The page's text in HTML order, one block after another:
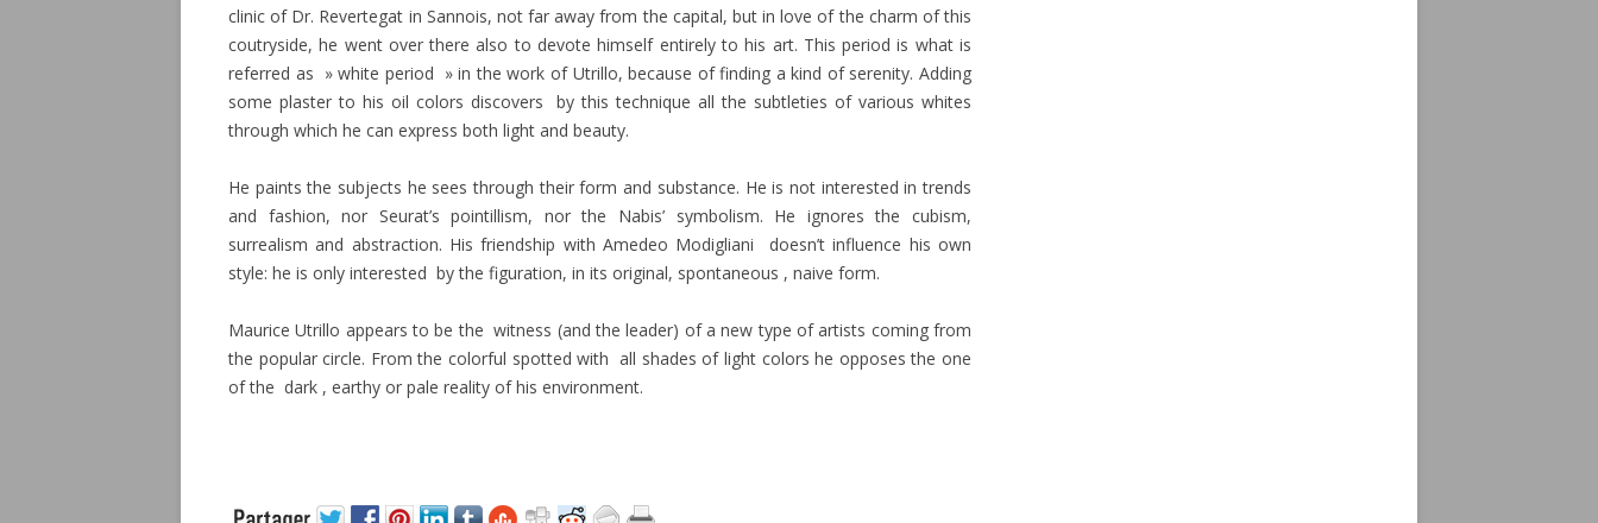
clinic of Dr. Revertegat in Sannois, not far away from the capital, but in love of the charm of this
coutryside, he went over there also to devote himself entirely to his art. This period is what is
referred as » white period » in the work of Utrillo, because of finding a kind of serenity. Adding
some plaster to his oil colors discovers by this technique all the subtleties of various whites
through which he can express both light and beauty.
He paints the subjects he sees through their form and substance. He is not interested in trends
and fashion, nor Seurat’s pointillism, nor the Nabis’ symbolism. He ignores the cubism,
surrealism and abstraction. His friendship with Amedeo Modigliani doesn’t influence his own
style: he is only interested by the figuration, in its original, spontaneous , naive form.
Maurice Utrillo appears to be the witness (and the leader) of a new type of artists coming from
the popular circle. From the colorful spotted with all shades of light colors he opposes the one
of the dark , earthy or pale reality of his environment.